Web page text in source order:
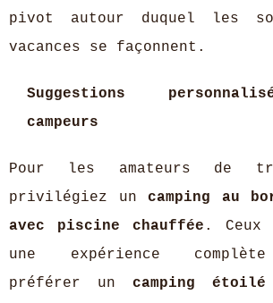
pivot autour duquel les
vacances se façonnent.
Suggestions
campeurs
Pour les amateurs de
privilégiez uncamping au
avec piscine chauffée . Ceux
une expérience
préférer uncamping